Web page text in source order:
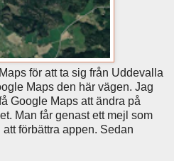
för att ta sig från Uddevalla
Maps den här vägen. Jag
Google Maps att ändra på
Man får genast ett mejl som
förbättra appen. Sedan